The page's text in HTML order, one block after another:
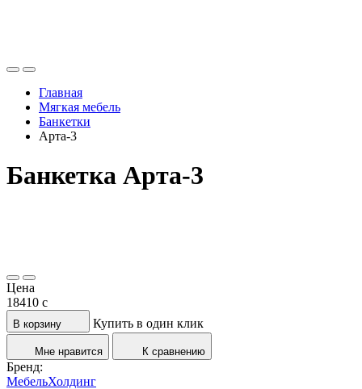
Главная
Мягкая мебель
Банкетки
Арта-3
Банкетка Арта-3
Цена
18410 c
В корзину Купить в один клик
Мне нравится К сравнению
Бренд:
МебельХолдинг